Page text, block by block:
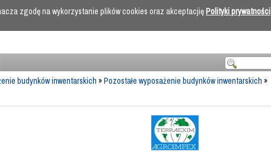
budynków inwentarskich »Pozostałe wyposażenie budynków inwentarskich »
zgodę na wykorzystanie plików cookies oraz akceptacjięPolityki prywatności